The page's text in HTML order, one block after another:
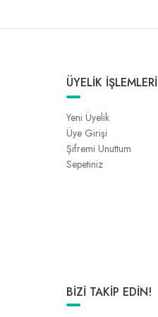
ÜYELİK İŞLEMLERİ
Yeni Üyelik
Üye Girişi
Şifremi Unuttum
Sepetiniz
BİZİ TAKİP EDİN!